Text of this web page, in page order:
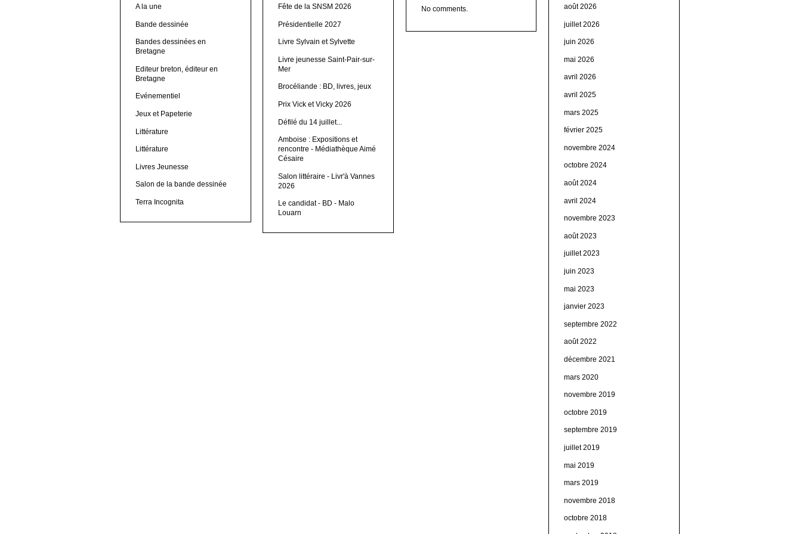
A la une
Bande dessinée
Bandes dessinées en
Bretagne
Editeur breton, éditeur en
Bretagne
Evénementiel
Jeux et Papeterie
Littérature
Littérature
Livres Jeunesse
Salon de la bande dessinée
Terra Incognita
Fête de la SNSM 2026
Présidentielle 2027
Livre Sylvain et Sylvette
Livre jeunesse Saint-Pair-sur-
Mer
Brocéliande : BD, livres, jeux
Prix Vick et Vicky 2026
Défilé du 14 juillet...
Amboise : Expositions et
rencontre - Médiathèque Aimé
Césaire
Salon littéraire - Livr'à Vannes
2026
Le candidat - BD - Malo
Louarn
No comments. août 2026
juillet 2026
juin 2026
mai 2026
avril 2026
avril 2025
mars 2025
février 2025
novembre 2024
octobre 2024
août 2024
avril 2024
novembre 2023
août 2023
juillet 2023
juin 2023
mai 2023
janvier 2023
septembre 2022
août 2022
décembre 2021
mars 2020
novembre 2019
octobre 2019
septembre 2019
juillet 2019
mai 2019
mars 2019
novembre 2018
octobre 2018